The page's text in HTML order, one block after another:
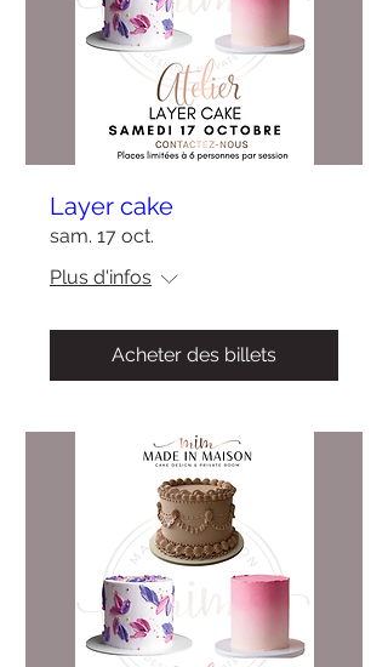
Layer cake
sam. 17 oct.
Plus d'infos
Acheter des billets